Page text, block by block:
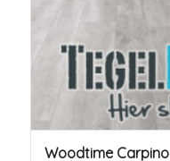
Woodtime Carpino